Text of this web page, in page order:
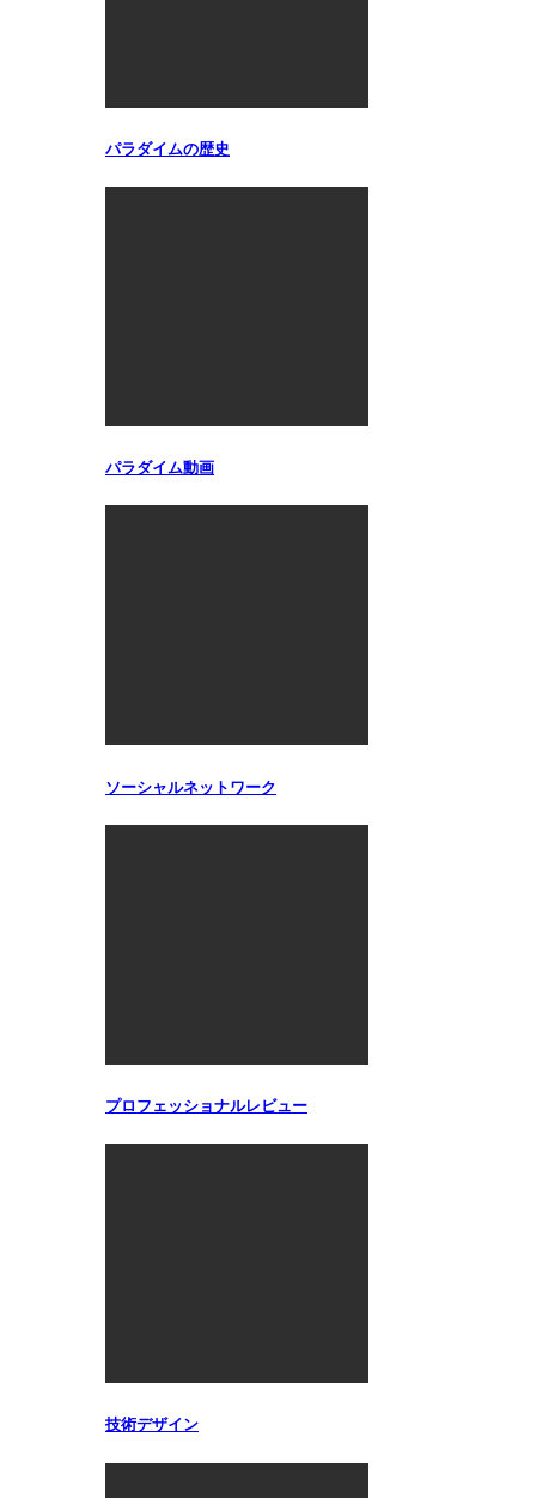
パラダイムの歴史
パラダイム動画
ソーシャルネットワーク
プロフェッショナルレビュー
技術デザイン